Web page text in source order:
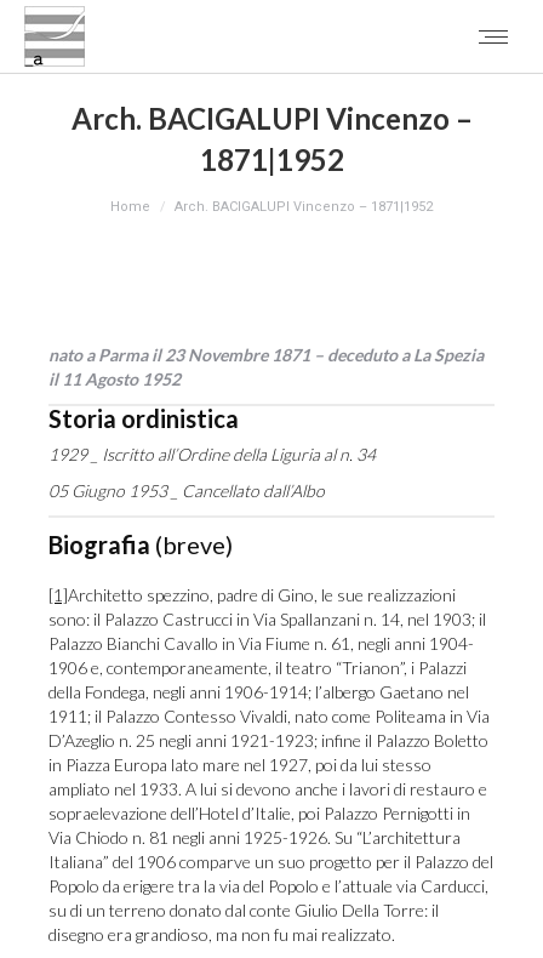
Arch. BACIGALUPI Vincenzo –
1871|1952
Home Arch. BACIGALUPI Vincenzo – 1871|1952
nato a Parma il 23 Novembre 1871 – deceduto a La Spezia
il 11 Agosto 1952
Storia ordinistica
1929 _ Iscritto all’Ordine della Liguria al n. 34
05 Giugno 1953 _ Cancellato dall’Albo
Biografia (breve)
[1]Architetto spezzino, padre di Gino, le sue realizzazioni
sono: il Palazzo Castrucci in Via Spallanzani n. 14, nel 1903; il
Palazzo Bianchi Cavallo in Via Fiume n. 61, negli anni 1904-
1906 e, contemporaneamente, il teatro “Trianon”, i Palazzi
della Fondega, negli anni 1906-1914; l’albergo Gaetano nel
1911; il Palazzo Contesso Vivaldi, nato come Politeama in Via
D’Azeglio n. 25 negli anni 1921-1923; infine il Palazzo Boletto
in Piazza Europa lato mare nel 1927, poi da lui stesso
ampliato nel 1933. A lui si devono anche i lavori di restauro e
sopraelevazione dell’Hotel d’Italie, poi Palazzo Pernigotti in
Via Chiodo n. 81 negli anni 1925-1926. Su “L’architettura
Italiana” del 1906 comparve un suo progetto per il Palazzo del
Popolo da erigere tra la via del Popolo e l’attuale via Carducci,
su di un terreno donato dal conte Giulio Della Torre: il
disegno era grandioso, ma non fu mai realizzato.